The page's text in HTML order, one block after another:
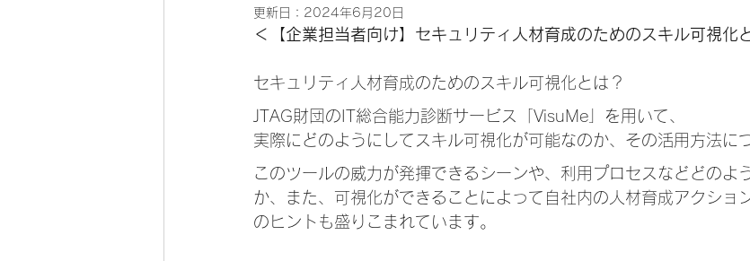
更新日： 2024年6月20日
＜【企業担当者向け】セキュリティ人材育成のためのスキル可視化
セキュリティ人材育成のためのスキル可視化とは？
JTAG財団のIT総合能力診断サービス「VisuMe」を用いて、
実際にどのようにしてスキル可視化が可能なのか、その活用方法に
このツールの威力が発揮できるシーンや、利用プロセスなどどのよ
か、また、可視化ができることによって自社内の人材育成アクショ
のヒントも盛りこまれています。